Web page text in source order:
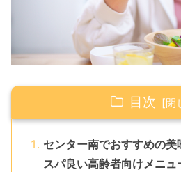
目次
センター南でおすすめの美
スパ良い高齢者向けメニュ